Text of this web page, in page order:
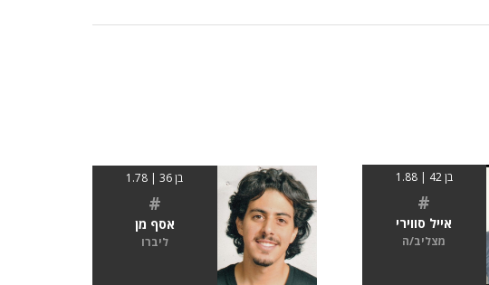
בן 42 | 1.88
#
אייל סווירי
מצליב/ה
בן 36 | 1.78
#
אסף מן
ליברו